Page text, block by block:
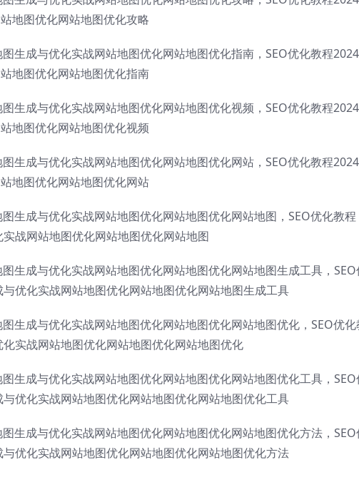
地图优化网站地图优化攻略
生成与优化实战网站地图优化网站地图优化指南，SEO优化教程
地图优化网站地图优化指南
生成与优化实战网站地图优化网站地图优化视频，SEO优化教程
地图优化网站地图优化视频
生成与优化实战网站地图优化网站地图优化网站，SEO优化教程
地图优化网站地图优化网站
生成与优化实战网站地图优化网站地图优化网站地图，SEO优化教程
战网站地图优化网站地图优化网站地图
生成与优化实战网站地图优化网站地图优化网站地图生成工具，SEO
优化实战网站地图优化网站地图优化网站地图生成工具
生成与优化实战网站地图优化网站地图优化网站地图优化，SEO优化
实战网站地图优化网站地图优化网站地图优化
生成与优化实战网站地图优化网站地图优化网站地图优化工具，SEO
优化实战网站地图优化网站地图优化网站地图优化工具
生成与优化实战网站地图优化网站地图优化网站地图优化方法，SEO
优化实战网站地图优化网站地图优化网站地图优化方法